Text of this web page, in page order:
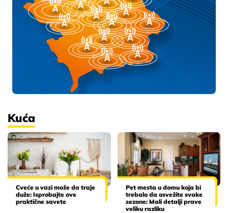
Kuća
Cveće u vazi može da traje
duže: Isprobajte ove
praktične savete
Pet mesta u domu koja bi
trebalo da osvežite svake
sezone: Mali detalji prave
veliku razliku